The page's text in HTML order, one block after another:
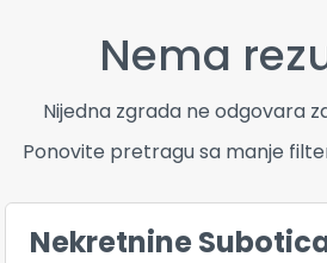
Nema
Nijedna zgrada ne odgovara
Ponovite pretragu sa manje
Nekretnine